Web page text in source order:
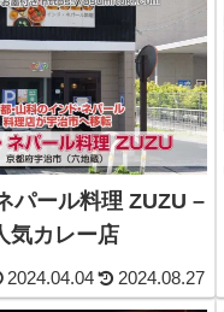
パール料理 ZUZU –
気カレー店
2024.04.04 2024.08.27